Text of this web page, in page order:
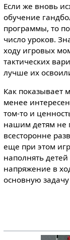
Если же вновь
обучение
программы, то
число уроков.
ходу игровых
тактических
лучше их
Как показывает
менее
том-то и
нашим детям не
всесторонне
еще при этом
наполнять
напряжение в
основную